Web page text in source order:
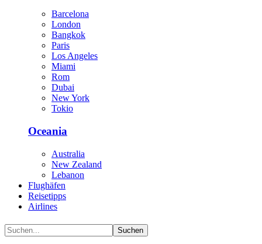
Barcelona
London
Bangkok
Paris
Los Angeles
Miami
Rom
Dubai
New York
Tokio
Oceania
Australia
New Zealand
Lebanon
Flughäfen
Reisetipps
Airlines